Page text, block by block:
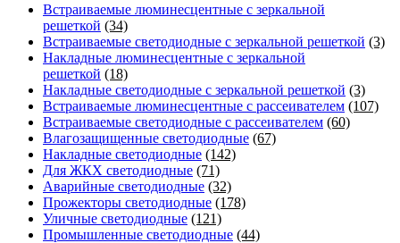
Встраиваемые люминесцентные с зеркальной
решеткой (34)
Встраиваемые светодиодные с зеркальной решеткой (3)
Накладные люминесцентные с зеркальной
решеткой (18)
Накладные светодиодные с зеркальной решеткой (3)
Встраиваемые люминесцентные с рассеивателем (107)
Встраиваемые светодиодные с рассеивателем (60)
Влагозащищенные светодиодные (67)
Накладные светодиодные (142)
Для ЖКХ светодиодные (71)
Аварийные светодиодные (32)
Прожекторы светодиодные (178)
Уличные светодиодные (121)
Промышленные светодиодные (44)